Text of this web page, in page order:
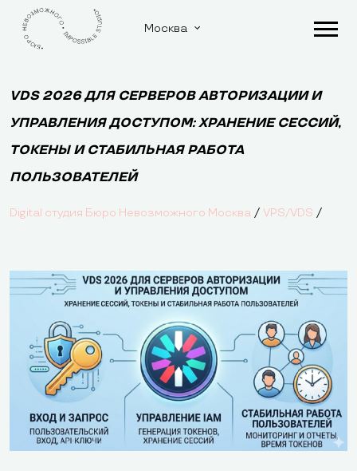
Москва
VDS 2026 ДЛЯ СЕРВЕРОВ АВТОРИЗАЦИИ И
УПРАВЛЕНИЯ ДОСТУПОМ: ХРАНЕНИЕ СЕССИЙ,
ТОКЕНЫ И СТАБИЛЬНАЯ РАБОТА
ПОЛЬЗОВАТЕЛЕЙ
Digital студия Бюро Невозможного Москва / VPS/VDS /